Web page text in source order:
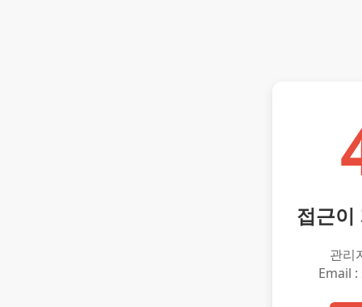
접근이
관리
Email